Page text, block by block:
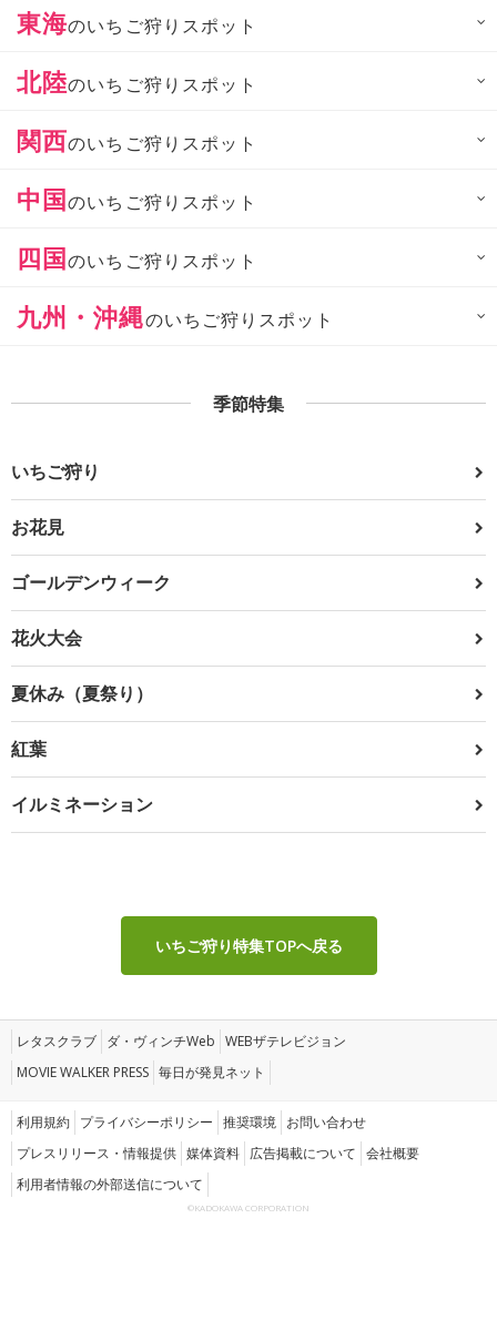
東海のいちご狩りスポット
北陸のいちご狩りスポット
関西のいちご狩りスポット
中国のいちご狩りスポット
四国のいちご狩りスポット
九州・沖縄のいちご狩りスポット
季節特集
いちご狩り
お花見
ゴールデンウィーク
花火大会
夏休み（夏祭り）
紅葉
イルミネーション
いちご狩り特集TOPへ戻る
レタスクラブ ダ・ヴィンチWeb WEBザテレビジョン
MOVIE WALKER PRESS 毎日が発見ネット
利用規約 プライバシーポリシー 推奨環境 お問い合わせ
プレスリリース・情報提供 媒体資料 広告掲載について 会社概要
利用者情報の外部送信について
©KADOKAWA CORPORATION